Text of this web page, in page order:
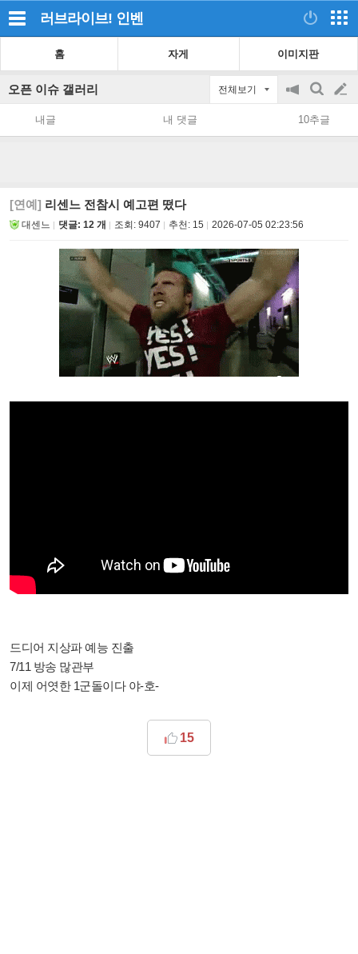
러브라이브! 인벤
홈 자게 이미지판
오픈 이슈 갤러리 전체보기
공
지
on/off
검
색
글
쓰
내글 내 댓글 10추글
[연예] 리센느 전참시 예고편 떴다
대센느 댓글: 12 개 조회: 9407 추천: 15 2026-07-05 02:23:56
드디어 지상파 예능 진출
7/11 방송 많관부
이제 어엿한 1군돌이다 야-호-
15